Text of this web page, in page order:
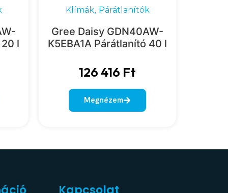
l
Klímák, Párátlanítók
Gree Daisy GDN40AW-
K5EBA1A Párátlanító 40 l
126 416 Ft
Megnézem